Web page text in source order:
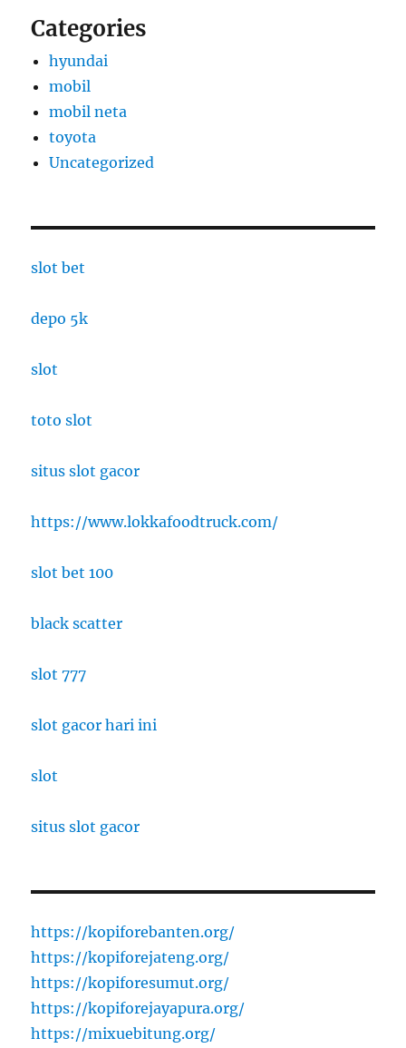
Categories
hyundai
mobil
mobil neta
toyota
Uncategorized
slot bet
depo 5k
slot
toto slot
situs slot gacor
https://www.lokkafoodtruck.com/
slot bet 100
black scatter
slot 777
slot gacor hari ini
slot
situs slot gacor
https://kopiforebanten.org/
https://kopiforejateng.org/
https://kopiforesumut.org/
https://kopiforejayapura.org/
https://mixuebitung.org/